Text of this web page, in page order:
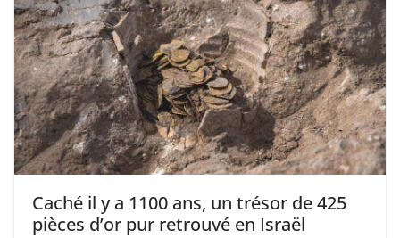
Caché il y a 1100 ans, un trésor de 425
pièces d’or pur retrouvé en Israël